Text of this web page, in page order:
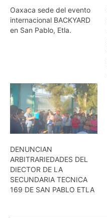
Oaxaca sede del evento
internacional BACKYARD
en San Pablo, Etla.
DENUNCIAN
ARBITRARIEDADES DEL
DIECTOR DE LA
SECUNDARIA TECNICA
169 DE SAN PABLO ETLA